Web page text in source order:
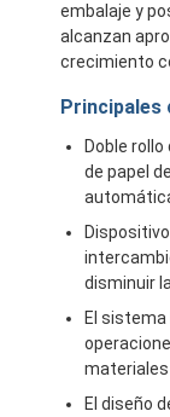
embalaje y
alcanzan
crecimiento
Doble
de papel
disminuir
El
materiales
El diseño